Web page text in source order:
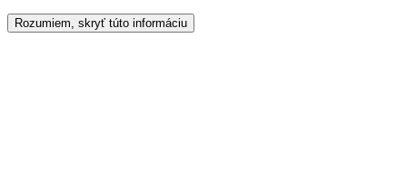
Rozumiem, skryť túto informáciu